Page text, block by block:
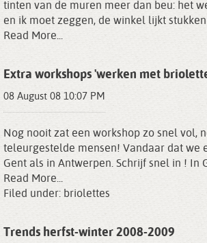
tinten van de muren meer dan beu: het
en ik moet zeggen, de winkel lijkt
Read More...
Extra workshops 'werken met
08 August 08 10:07 PM
Nog nooit zat een workshop zo snel vol,
teleurgestelde mensen! Vandaar dat we
Gent als in Antwerpen. Schrijf snel in ! In
Read More...
Filed under: briolettes
Trends herfst-winter 2008-2009